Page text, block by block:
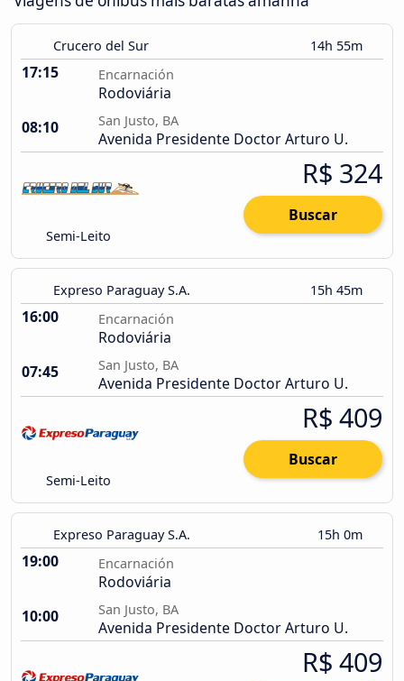
Crucero del Sur 14h 55m
17:15 Encarnación
Rodoviária
08:10
San Justo, BA
Avenida Presidente Doctor Arturo U.
Semi-Leito
R$ 324
Buscar
Expreso Paraguay S.A. 15h 45m
16:00 Encarnación
Rodoviária
07:45
San Justo, BA
Avenida Presidente Doctor Arturo U.
Semi-Leito
R$ 409
Buscar
Expreso Paraguay S.A. 15h 0m
19:00 Encarnación
Rodoviária
10:00
San Justo, BA
Avenida Presidente Doctor Arturo U.
R$ 409